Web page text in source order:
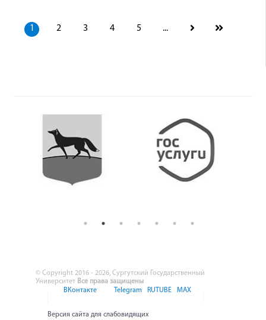
1 2 3 4 5 ...
© Copyright 2016 - 2026, Сургутский Государственный
Университет Все права защищены
ВКонтакте
Telegram RUTUBE MAX
Версия сайта для слабовидящих